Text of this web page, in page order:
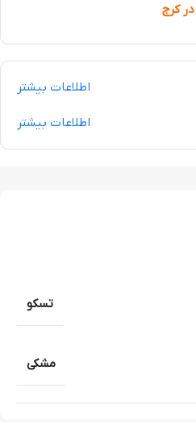
کرج
اطلاعات بیشتر
اطلاعات بیشتر
تسکو
مشکی